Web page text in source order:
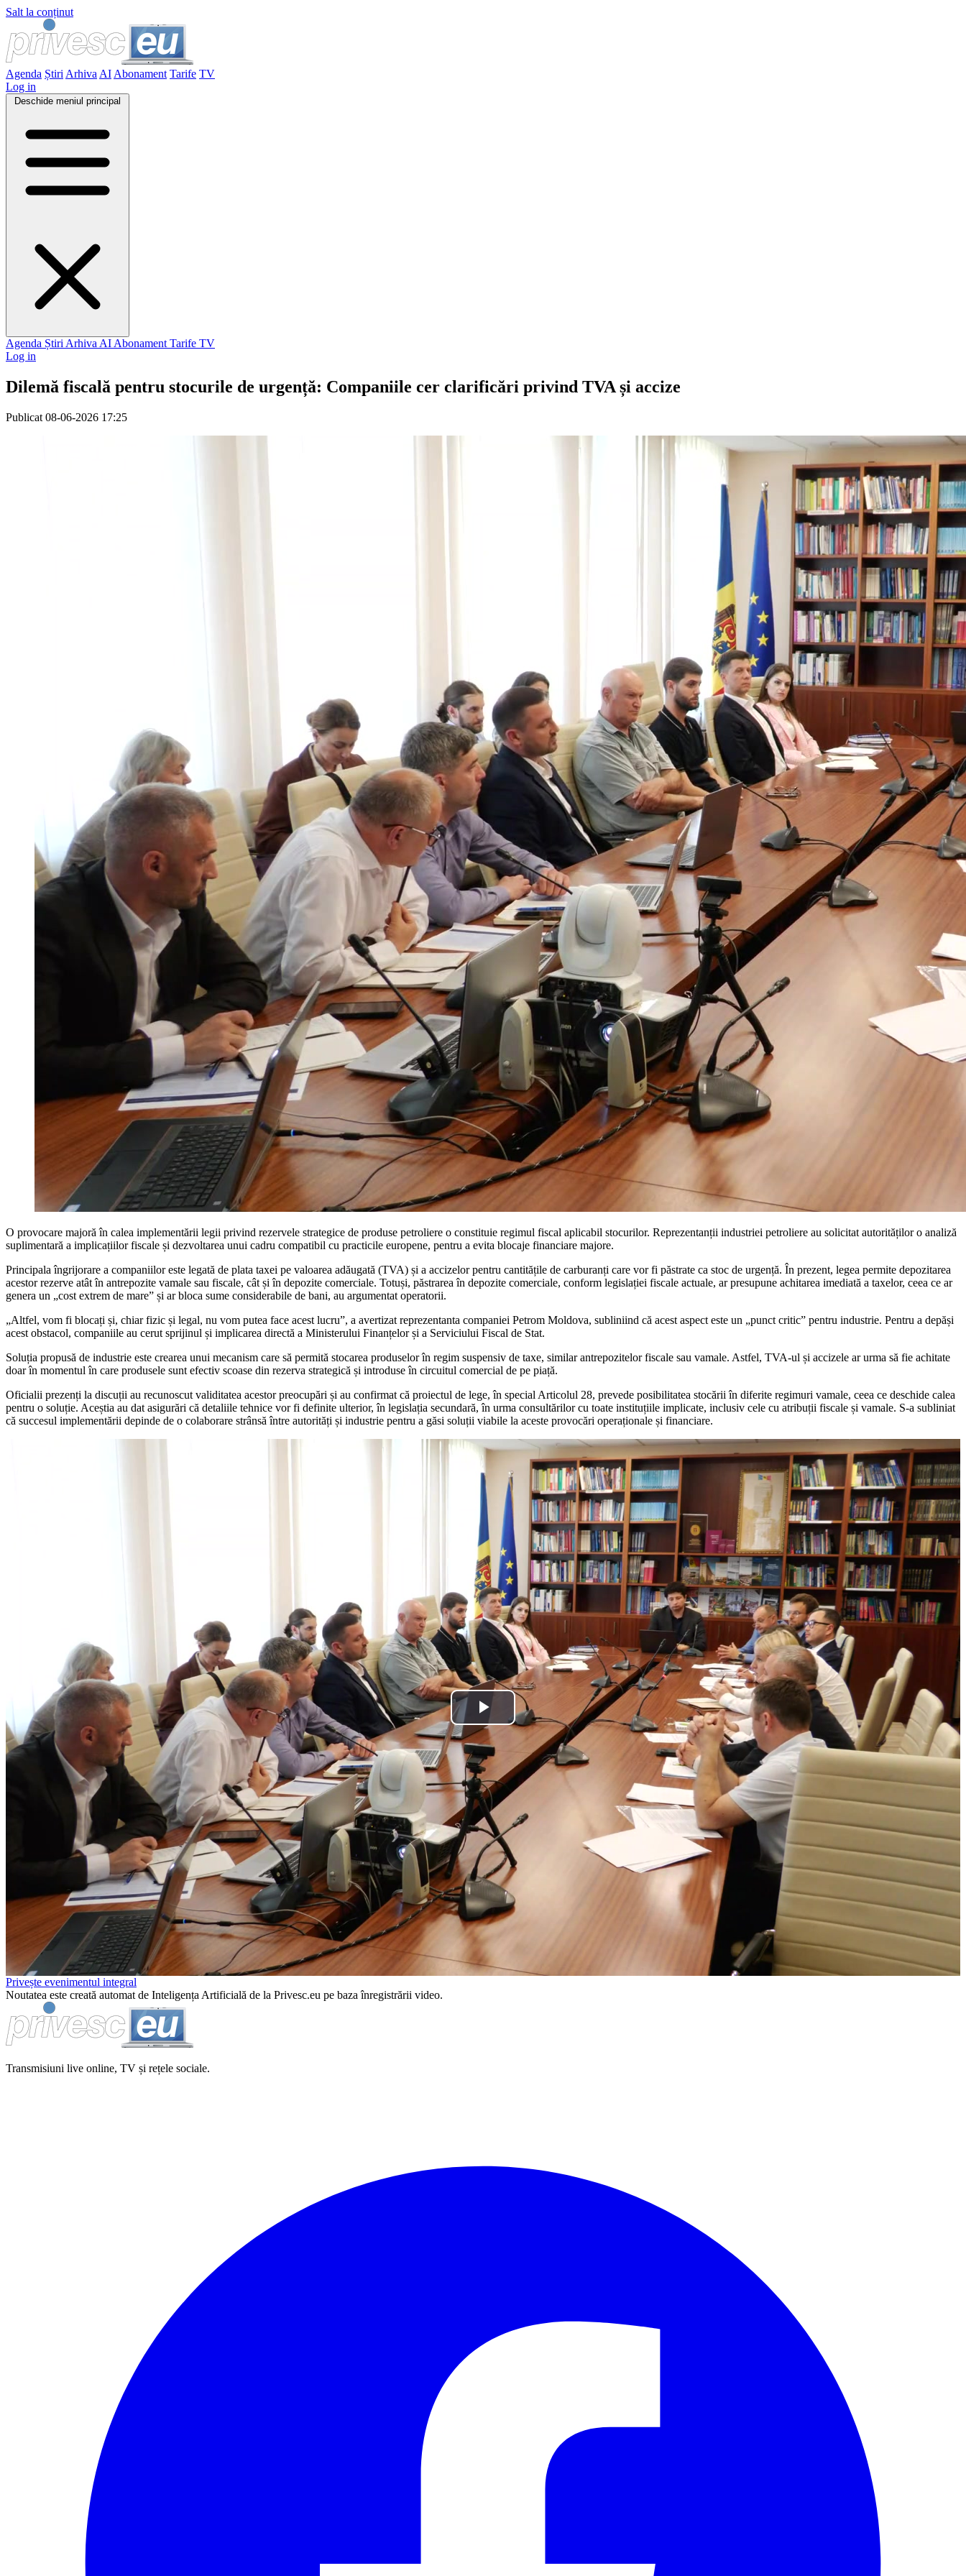
Salt la conținut
Agenda Știri Arhiva AI Abonament Tarife TV
Log in
Deschide meniul principal
Agenda Știri Arhiva AI Abonament Tarife TV
Log in
Dilemă fiscală pentru stocurile de urgență: Companiile cer clarificări privind TVA și accize
Publicat 08-06-2026 17:25
O provocare majoră în calea implementării legii privind rezervele strategice de produse petroliere o constituie regimul fiscal aplicabil stocurilor. Reprezentanții industriei petroliere au solicitat autorităților o analiză
suplimentară a implicațiilor fiscale și dezvoltarea unui cadru compatibil cu practicile europene, pentru a evita blocaje financiare majore.
Principala îngrijorare a companiilor este legată de plata taxei pe valoarea adăugată (TVA) și a accizelor pentru cantitățile de carburanți care vor fi păstrate ca stoc de urgență. În prezent, legea permite depozitarea
acestor rezerve atât în antrepozite vamale sau fiscale, cât și în depozite comerciale. Totuși, păstrarea în depozite comerciale, conform legislației fiscale actuale, ar presupune achitarea imediată a taxelor, ceea ce ar
genera un „cost extrem de mare” și ar bloca sume considerabile de bani, au argumentat operatorii.
„Altfel, vom fi blocați și, chiar fizic și legal, nu vom putea face acest lucru”, a avertizat reprezentanta companiei Petrom Moldova, subliniind că acest aspect este un „punct critic” pentru industrie. Pentru a depăși
acest obstacol, companiile au cerut sprijinul și implicarea directă a Ministerului Finanțelor și a Serviciului Fiscal de Stat.
Soluția propusă de industrie este crearea unui mecanism care să permită stocarea produselor în regim suspensiv de taxe, similar antrepozitelor fiscale sau vamale. Astfel, TVA-ul și accizele ar urma să fie achitate
doar în momentul în care produsele sunt efectiv scoase din rezerva strategică și introduse în circuitul comercial de pe piață.
Oficialii prezenți la discuții au recunoscut validitatea acestor preocupări și au confirmat că proiectul de lege, în special Articolul 28, prevede posibilitatea stocării în diferite regimuri vamale, ceea ce deschide calea
pentru o soluție. Aceștia au dat asigurări că detaliile tehnice vor fi definite ulterior, în legislația secundară, în urma consultărilor cu toate instituțiile implicate, inclusiv cele cu atribuții fiscale și vamale. S-a subliniat
că succesul implementării depinde de o colaborare strânsă între autorități și industrie pentru a găsi soluții viabile la aceste provocări operaționale și financiare.
Play
Video
Privește evenimentul integral
Noutatea este creată automat de Inteligența Artificială de la Privesc.eu pe baza înregistrării video.
Transmisiuni live online, TV și rețele sociale.